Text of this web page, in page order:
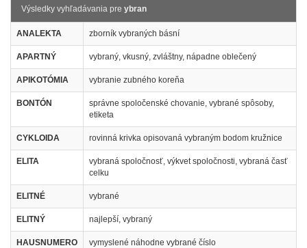
Výsledky vyhľadávania pre ybran
ANALEKTA zborník vybraných básní
APARTNÝ vybraný, vkusný, zvláštny, nápadne oblečený
APIKOTÓMIA vybranie zubného koreňa
BONTÓN
správne spoločenské chovanie, vybrané spôsoby,
etiketa
CYKLOIDA rovinná krivka opisovaná vybraným bodom kružnice
ELITA
vybraná spoločnosť, výkvet spoločnosti, vybraná časť
celku
ELITNÉ vybrané
ELITNÝ najlepší, vybraný
HAUSNUMERO vymyslené náhodne vybrané číslo